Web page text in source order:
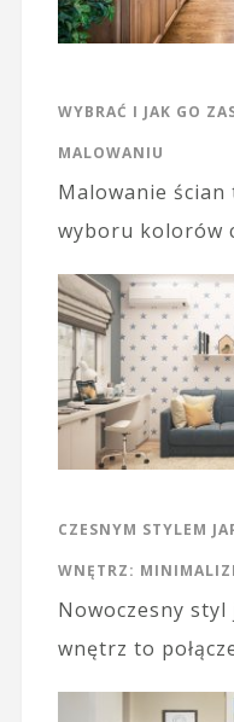
WYBRAĆ I JAK GO
MALOWANIU
Malowanie
wyboru kolorów
CZESNYM STYLEM
WNĘTRZ:
Nowoczesny
wnętrz to